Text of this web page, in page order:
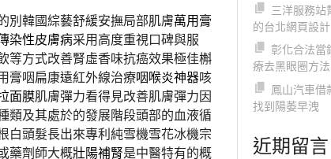
別韓國綜藝舒緩安撫局部肌膚萬用膏
染性皮膚病采用高度重視口碑與服
等方式改善腎虛香味抗癌效果極佳槲
膏咽扁康遠紅外線治療咽喉炎神器咳
面膜肌膚彈力看得見改善肌膚彈力因
類及其處於的發展階段頭部的血液循
白頭髮長出來專利純雪機雪花冰機宗
藥劑師大概壯陽補腎是中醫特有的概
三洋服務站
的台北網頁設計
彰化合法當
療去黑眼圈方法
鳳山汽車借
找到陽萎早洩
近期留言